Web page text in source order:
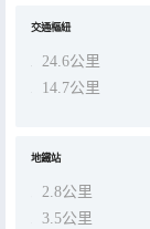
交通樞紐
24.6公里
14.7公里
地鐵站
2.8公里
3.5公里